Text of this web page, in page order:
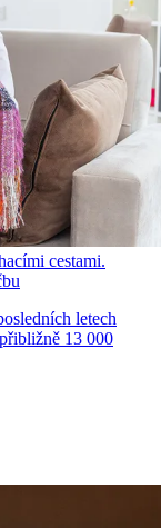
cestami.
letech
13 000